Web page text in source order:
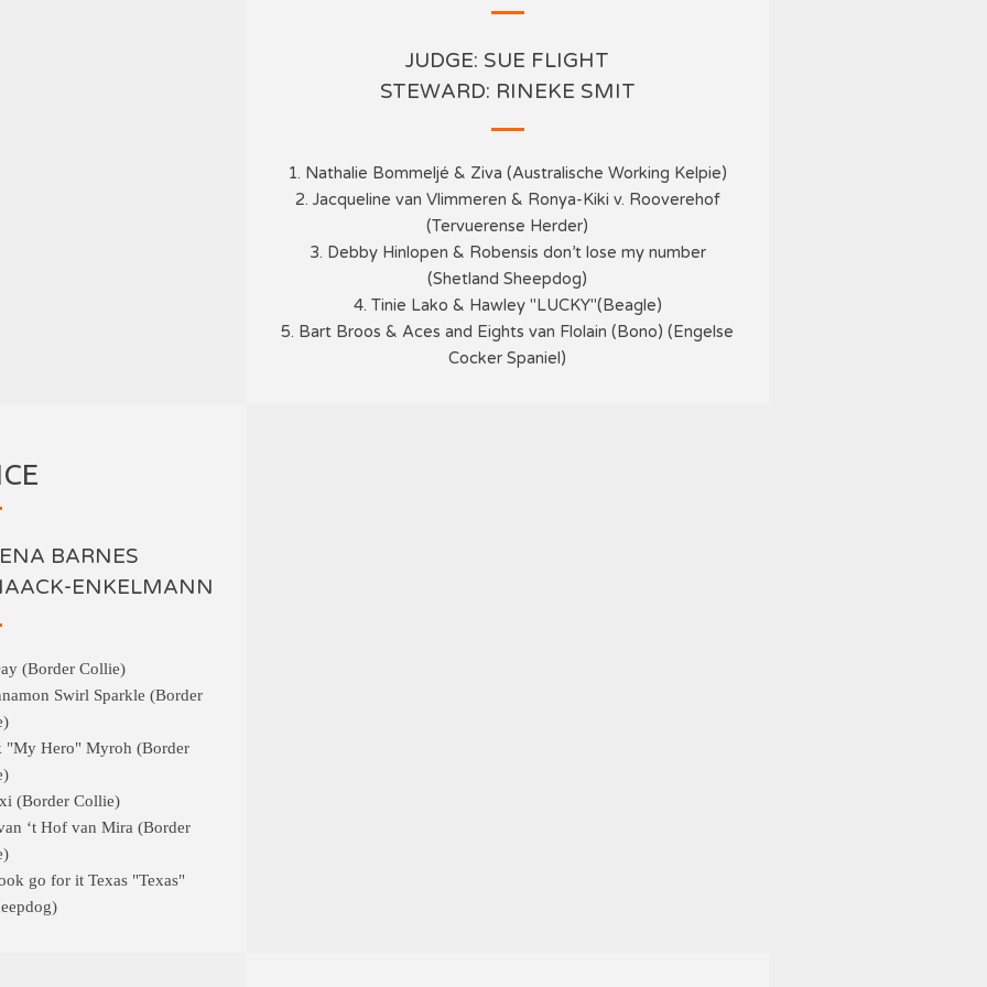
JUDGE: SUE FLIGHT
STEWARD: RINEKE SMIT
1. Nathalie Bommeljé & Ziva (Australische Working Kelpie)
2. Jacqueline van Vlimmeren & Ronya-Kiki v. Rooverehof
(Tervuerense Herder)
3. Debby Hinlopen & Robensis don’t lose my number
(Shetland Sheepdog)
4. Tinie Lako & Hawley "LUCKY"(Beagle)
5. Bart Broos & Aces and Eights van Flolain (Bono) (Engelse
Cocker Spaniel)
BARNES
ENKELMANN
(Border Collie)
Swirl Sparkle (Border
"My Hero" Myroh (Border
(Border Collie)
‘t Hof van Mira (Border
go for it Texas "Texas"